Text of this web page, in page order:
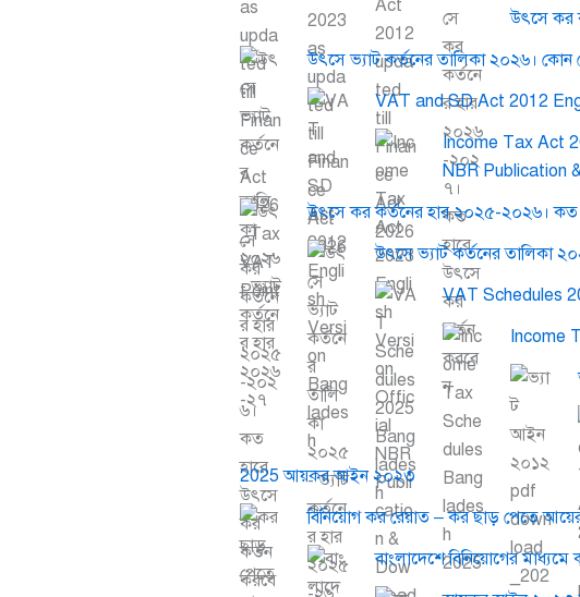
উৎসে কর
উৎসে ভ্যাট কর্তনের তালিকা ২০২৬।
VAT and SD Act 2012
Income Tax Act
NBR Publication
উৎসে কর কর্তনের হার ২০২৫-২০২৬। কত
উৎসে ভ্যাট কর্তনের তালিকা
VAT Schedules
Income
2025 আয়কর আইন ২০২৩
বিনিয়োগ কর রেয়াত – কর ছাড় পেতে
বাংলাদেশে বিনিয়োগের